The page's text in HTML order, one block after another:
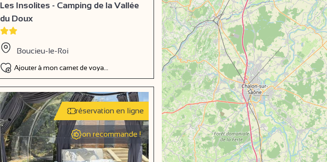
Les Insolites - Camping de la Vallée
du Doux
Boucieu-le-Roi
Ajouter à mon carnet de voyage
réservation en ligne
on recommande !